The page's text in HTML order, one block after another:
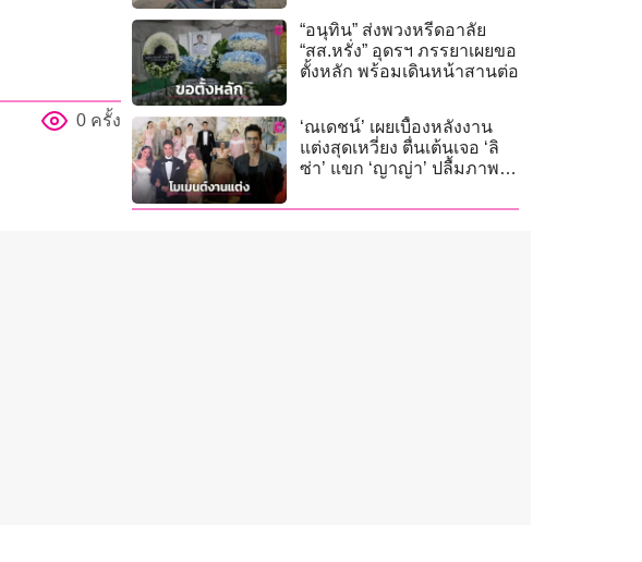
0 ครั้ง
“อนุทิน” ส่งพวงหรีดอาลัย
“สส.หรั่ง” อุดรฯ ภรรยาเผยขอ
ตั้งหลัก พร้อมเดินหน้าสานต่อ
‘ณเดชน์’ เผยเบื้องหลังงาน
แต่งสุดเหวี่ยง ตื่นเต้นเจอ ‘ลิ
ซ่า’ แขก ‘ญาญ่า’ ปลื้มภาพ